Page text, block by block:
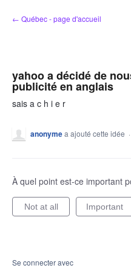
Aller
au
← Québec - page d'accueil
yahoo a décidé de
publicité en anglais
sais a c h i e r
anonymea ajouté cette idée ·
À quel point est-ce important
Not at all Important
Se connecter avec